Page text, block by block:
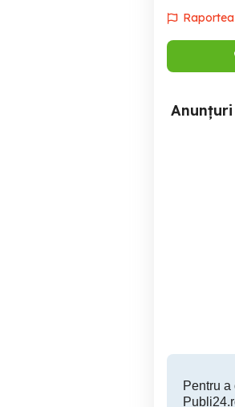
Pentru